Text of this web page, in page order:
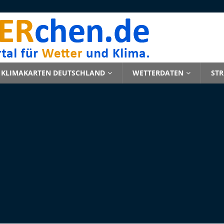
KLIMAKARTEN DEUTSCHLAND WETTERDATEN